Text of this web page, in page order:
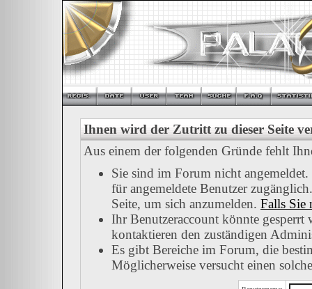
Ihnen wird der Zutritt zu dieser Seite
Aus einem der folgenden Gründe fehlt
Sie sind im Forum nicht
für angemeldete Benutzer
Seite, um sich anzumelden. Falls Sie
Ihr Benutzeraccount könnte gesperrt
kontaktieren den zuständigen
Es gibt Bereiche im Forum, die
Möglicherweise versucht einen